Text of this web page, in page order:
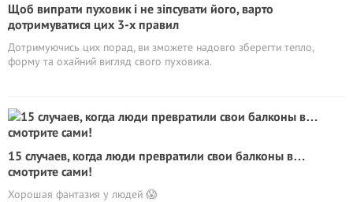
Щоб випрати пуховик і не зіпсувати його, варто
дотримуватися цих 3-х правил
Дотримуючись цих порад, ви зможете надовго зберегти тепло,
форму та охайний вигляд свого пуховика.
15 случаев, когда люди превратили свои балконы в…
смотрите сами!
Хорошая фантазия у людей 😱